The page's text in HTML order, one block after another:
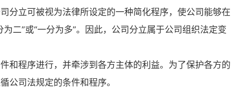
分立可被视为法律所设定的一种简化程序，使公司能够在
二”或“一分为多”。因此，公司分立属于公司组织法定变
和程序进行，并牵涉到各方主体的利益。为了保护各方的
公司法规定的条件和程序。